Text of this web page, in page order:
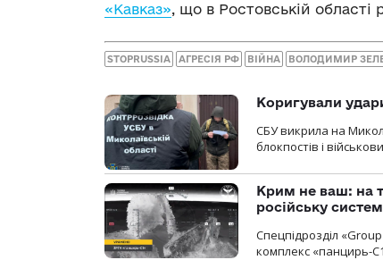
«Кавказ», що в Ростовській області
STOPRUSSIA АГРЕСІЯ РФ ВІЙНА ВОЛОДИМИР
Коригували
СБУ викрила на
блокпостів і
Крим не ваш: на
російську
Спецпідрозділ
комплекс «панцирь-